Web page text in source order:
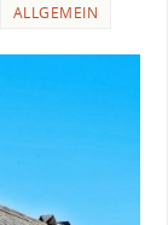
ALLGEMEIN